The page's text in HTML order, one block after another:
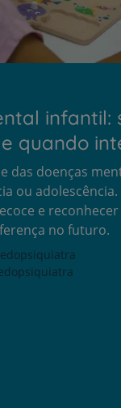
infantil:
quando
das doenças
ou adolescência.
e reconhecer
no futuro.